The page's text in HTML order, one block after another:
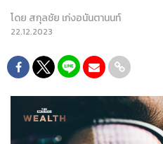
โดย สกุลชัย เก่งอนันตานนท์
22.12.2023